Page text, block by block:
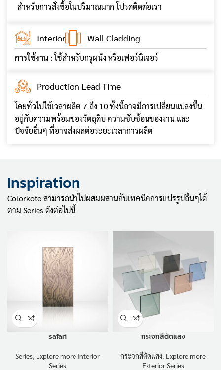
สำหรับการสั่งซื้อในปริมาณมาก โปรดติดต่อเรา
Interior Wall Cladding
การใช้งาน :ใช้สำหรับกรุผนัง หรือเฟอร์นิเจอร์
Production Lead Time
โดยทั่วไปใช้เวลาผลิต 7 ถึง 10 ทั้งนี้อาจมีการเปลี่ยนแปลงขึ้น
อยู่กับความพร้อมของวัตถุดิบ ความซับซ้อนของงาน และ
ปัจจัยอื่นๆ ที่อาจส่งผลต่อระยะเวลาการผลิต
Inspiration
Colorkote สามารถนำไปผสมผสานกับเทคนิคการแปรรูปอื่นๆได้
ตาม Series ดังต่อไปนี้
safari
Series, Explore more Interior
Series
กระจกสีตัดแสง
กระจกสีตัดแสง, Explore more
Exterior Series